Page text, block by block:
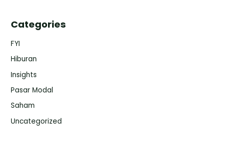
Categories
FYI
Hiburan
Insights
Pasar Modal
Saham
Uncategorized